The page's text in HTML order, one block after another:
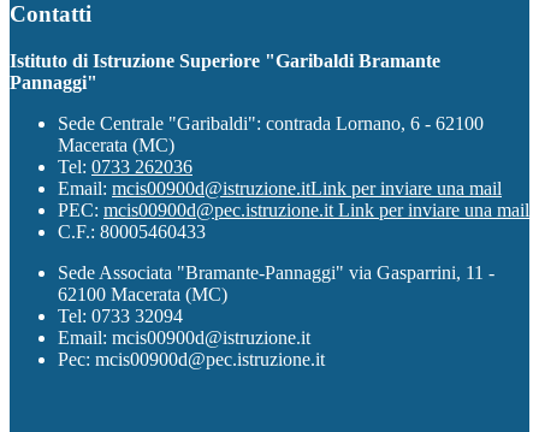
Contatti
Istituto di Istruzione Superiore "Garibaldi Bramante
Pannaggi"
Sede Centrale "Garibaldi": contrada Lornano, 6 - 62100
Macerata (MC)
Tel: 0733 262036
Email: mcis00900d@istruzione.itLink per inviare una mail
PEC: mcis00900d@pec.istruzione.it Link per inviare una mail
C.F.: 80005460433
Sede Associata "Bramante-Pannaggi" via Gasparrini, 11 -
62100 Macerata (MC)
Tel: 0733 32094
Email: mcis00900d@istruzione.it
Pec: mcis00900d@pec.istruzione.it